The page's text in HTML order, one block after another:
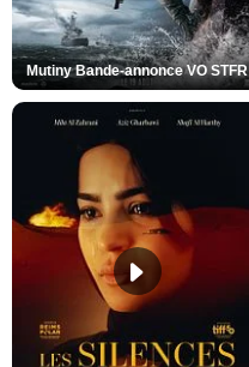
Mutiny Bande-annonce VO STFR